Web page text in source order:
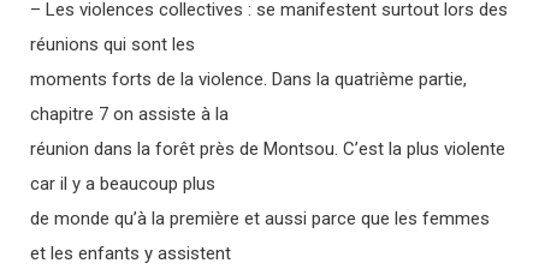
– Les violences collectives : se manifestent surtout lors des
réunions qui sont les
moments forts de la violence. Dans la quatrième partie,
chapitre 7 on assiste à la
réunion dans la forêt près de Montsou. C’est la plus violente
car il y a beaucoup plus
de monde qu’à la première et aussi parce que les femmes
et les enfants y assistent